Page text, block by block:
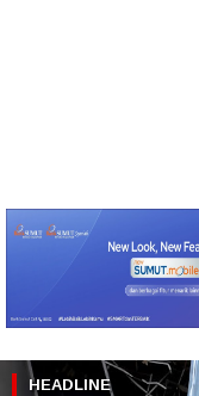
HEADLINE